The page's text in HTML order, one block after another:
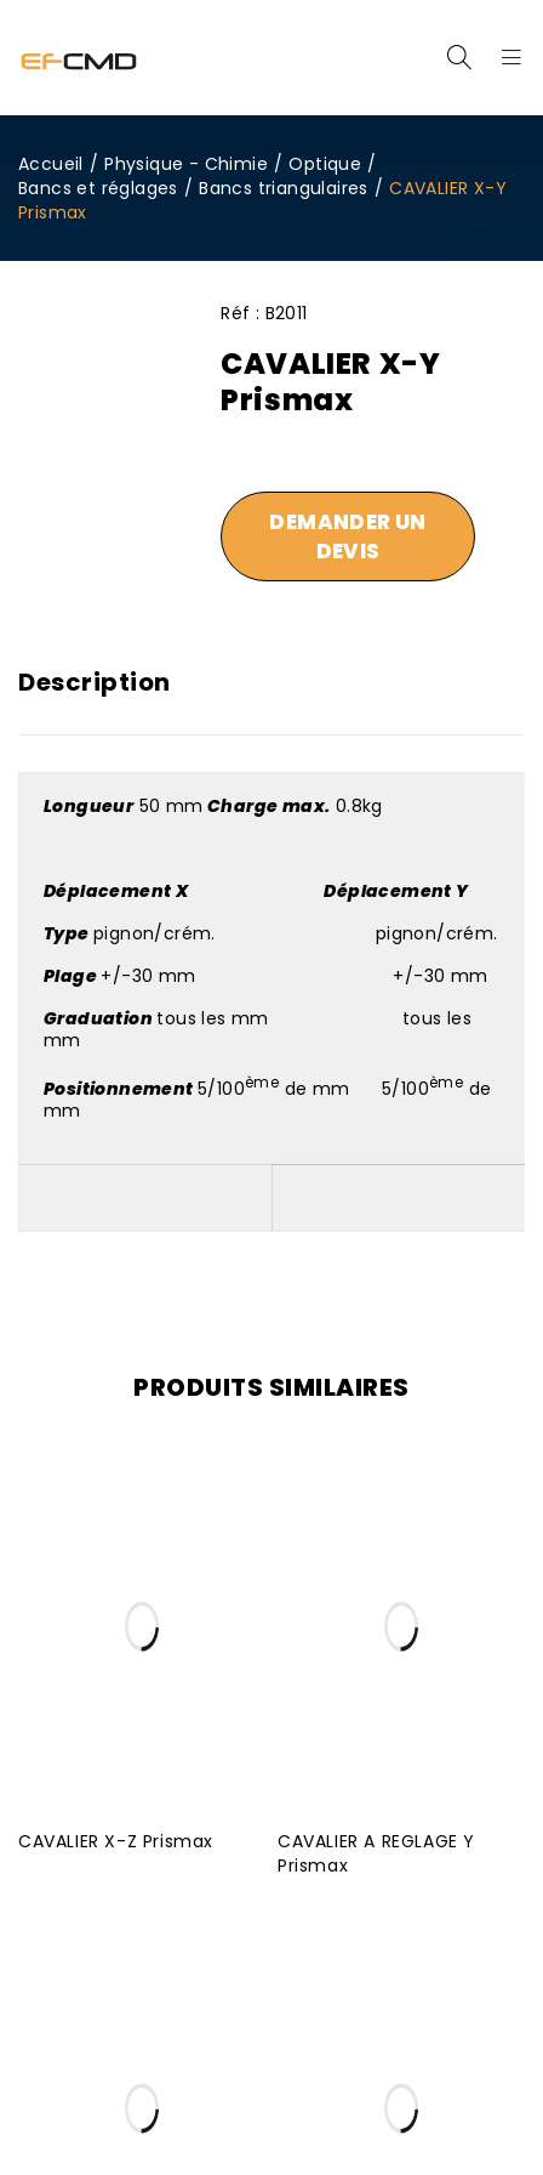
Accueil / Physique - Chimie / Optique /
Bancs et réglages / Bancs triangulaires / CAVALIER X-Y
Prismax
Réf : B2011
CAVALIER X-Y
Prismax
DEMANDER UN
DEVIS
Description
Longueur50 mm Charge max. 0.8kg
Déplacement X Déplacement Y
Type pignon/crém. pignon/crém.
Plage +/-30 mm +/-30 mm
Graduation tous les mm tous les
mm
Positionnement 5/100ème de mm 5/100ème de
mm
PRODUITS SIMILAIRES
CAVALIER X-Z Prismax
CAVALIER A REGLAGE Y
Prismax